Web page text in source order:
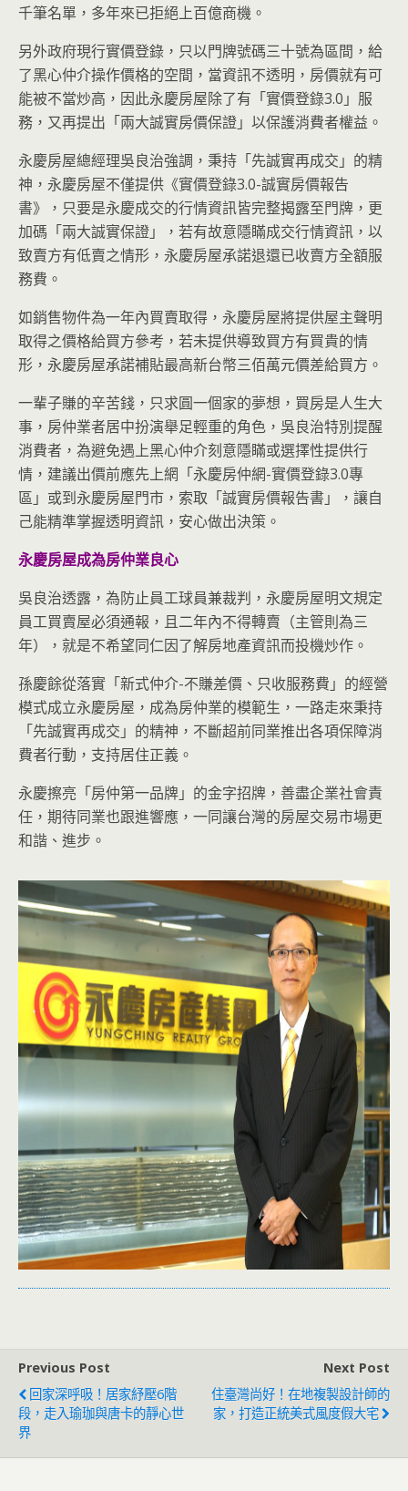
千筆名單，多年來已拒絕上百億商機。
另外政府現行實價登錄，只以門牌號碼三十號為區間，給
了黑心仲介操作價格的空間，當資訊不透明，房價就有可
能被不當炒高，因此永慶房屋除了有「實價登錄3.0」服
務，又再提出「兩大誠實房價保證」以保護消費者權益。
永慶房屋總經理吳良治強調，秉持「先誠實再成交」的精
神，永慶房屋不僅提供《實價登錄3.0-誠實房價報告
書》，只要是永慶成交的行情資訊皆完整揭露至門牌，更
加碼「兩大誠實保證」，若有故意隱瞞成交行情資訊，以
致賣方有低賣之情形，永慶房屋承諾退還已收賣方全額服
務費。
如銷售物件為一年內買賣取得，永慶房屋將提供屋主聲明
取得之價格給買方參考，若未提供導致買方有買貴的情
形，永慶房屋承諾補貼最高新台幣三佰萬元價差給買方。
一輩子賺的辛苦錢，只求圓一個家的夢想，買房是人生大
事，房仲業者居中扮演舉足輕重的角色，吳良治特別提醒
消費者，為避免遇上黑心仲介刻意隱瞞或選擇性提供行
情，建議出價前應先上網「永慶房仲網-實價登錄3.0專
區」或到永慶房屋門市，索取「誠實房價報告書」，讓自
己能精準掌握透明資訊，安心做出決策。
永慶房屋成為房仲業良心
吳良治透露，為防止員工球員兼裁判，永慶房屋明文規定
員工買賣屋必須通報，且二年內不得轉賣（主管則為三
年），就是不希望同仁因了解房地產資訊而投機炒作。
孫慶餘從落實「新式仲介-不賺差價、只收服務費」的經營
模式成立永慶房屋，成為房仲業的模範生，一路走來秉持
「先誠實再成交」的精神，不斷超前同業推出各項保障消
費者行動，支持居住正義。
永慶擦亮「房仲第一品牌」的金字招牌，善盡企業社會責
任，期待同業也跟進響應，一同讓台灣的房屋交易市場更
和諧、進步。
Previous Post
回家深呼吸！居家紓壓6階
段，走入瑜珈與唐卡的靜心世
界
Next Post
住臺灣尚好！在地複製設計師的
家，打造正統美式風度假大宅